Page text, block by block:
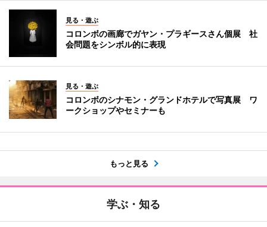
見る・遊ぶ
コロンボの画廊でガヤン・プラギースさん個展 社
会問題をシンボル的に表現
見る・遊ぶ
コロンボのシナモン・グランドホテルで写真展 ワ
ークショップやセミナーも
もっと見る
学ぶ・知る